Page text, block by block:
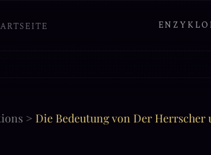
> Die Bedeutung von Der